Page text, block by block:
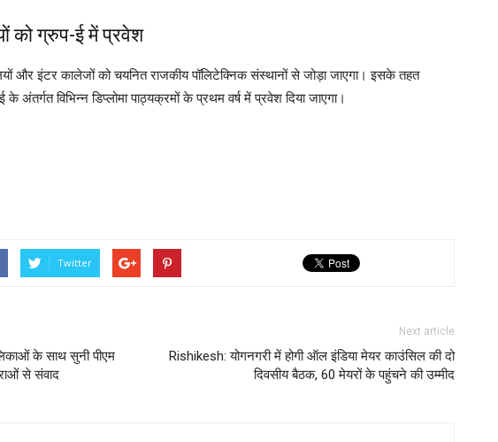
को ग्रुप-ई में प्रवेश
और इंटर कालेजों को चयनित राजकीय पॉलिटेक्निक संस्थानों से जोड़ा जाएगा। इसके तहत
ई के अंतर्गत विभिन्न डिप्लोमा पाठ्यक्रमों के प्रथम वर्ष में प्रवेश दिया जाएगा।
Twitter
के साथ सुनी पीएम
से संवाद
Next article
Rishikesh: योगनगरी में होगी ऑल इंडिया मेयर काउंसिल की दो
दिवसीय बैठक, 60 मेयरों के पहुंचने की उम्मीद